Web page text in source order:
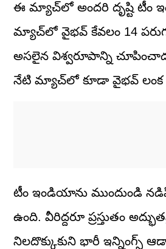
ఈ మ్యాచ్‌లో అందరి దృష్టి టీం
మ్యాచ్‌లో వైభవ్ కేవలం 14
అసలైన విశ్వరూపాన్ని
నేటి మ్యాచ్‌లో కూడా వైభవ్ లంక
టీం ఇండియాను ముందుండి
ఉంది. వీరిద్దరూ ప్రస్తుతం
నిలదొక్కుకుని భారీ ఇన్నింగ్స్